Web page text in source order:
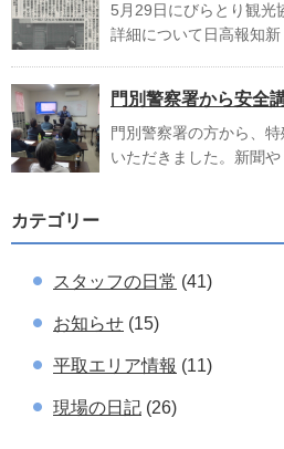
5月29日にびらとり観光
詳細について日高報知新
門別警察署から安全
門別警察署の方から、
いただきました。新聞や
カテゴリー
スタッフの日常 (41)
お知らせ (15)
平取エリア情報 (11)
現場の日記 (26)